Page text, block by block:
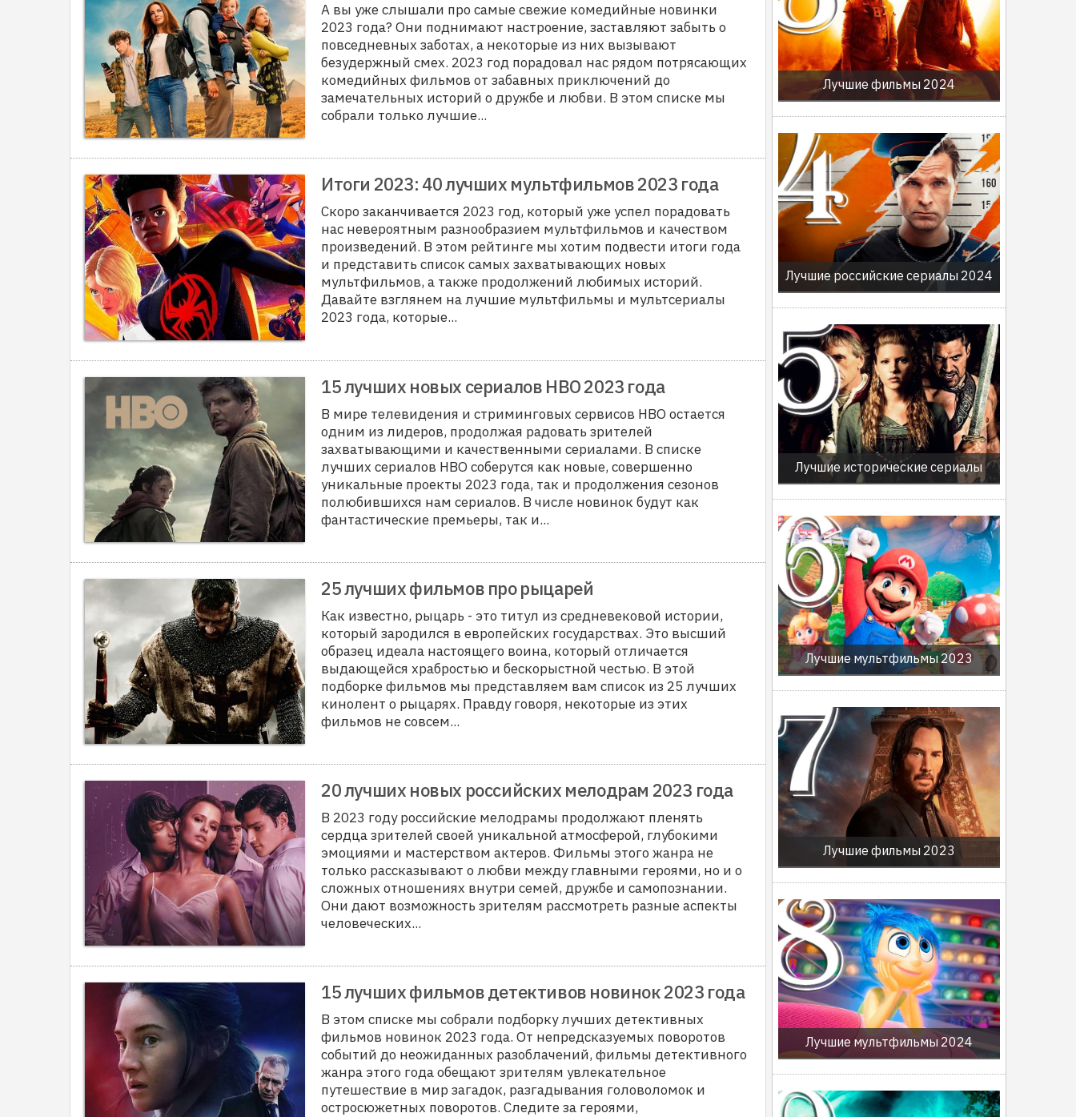
А вы уже слышали про самые свежие комедийные новинки
2023 года? Они поднимают настроение, заставляют забыть о
повседневных заботах, а некоторые из них вызывают
безудержный смех. 2023 год порадовал нас рядом потрясающих
комедийных фильмов от забавных приключений до
замечательных историй о дружбе и любви. В этом списке мы
собрали только лучшие...
Итоги 2023: 40 лучших мультфильмов 2023 года
Скоро заканчивается 2023 год, который уже успел порадовать
нас невероятным разнообразием мультфильмов и качеством
произведений. В этом рейтинге мы хотим подвести итоги года
и представить список самых захватывающих новых
мультфильмов, а также продолжений любимых историй.
Давайте взглянем на лучшие мультфильмы и мультсериалы
2023 года, которые...
15 лучших новых сериалов HBO 2023 года
В мире телевидения и стриминговых сервисов HBO остается
одним из лидеров, продолжая радовать зрителей
захватывающими и качественными сериалами. В списке
лучших сериалов HBO соберутся как новые, совершенно
уникальные проекты 2023 года, так и продолжения сезонов
полюбившихся нам сериалов. В числе новинок будут как
фантастические премьеры, так и...
25 лучших фильмов про рыцарей
Как известно, рыцарь - это титул из средневековой истории,
который зародился в европейских государствах. Это высший
образец идеала настоящего воина, который отличается
выдающейся храбростью и бескорыстной честью. В этой
подборке фильмов мы представляем вам список из 25 лучших
кинолент о рыцарях. Правду говоря, некоторые из этих
фильмов не совсем...
20 лучших новых российских мелодрам 2023 года
В 2023 году российские мелодрамы продолжают пленять
сердца зрителей своей уникальной атмосферой, глубокими
эмоциями и мастерством актеров. Фильмы этого жанра не
только рассказывают о любви между главными героями, но и о
сложных отношениях внутри семей, дружбе и самопознании.
Они дают возможность зрителям рассмотреть разные аспекты
человеческих...
15 лучших фильмов детективов новинок 2023 года
В этом списке мы собрали подборку лучших детективных
фильмов новинок 2023 года. От непредсказуемых поворотов
событий до неожиданных разоблачений, фильмы детективного
жанра этого года обещают зрителям увлекательное
путешествие в мир загадок, разгадывания головоломок и
остросюжетных поворотов. Следите за героями,
Лучшие фильмы 2024
Лучшие российские сериалы 2024
Лучшие исторические сериалы
Лучшие мультфильмы 2023
Лучшие фильмы 2023
Лучшие мультфильмы 2024